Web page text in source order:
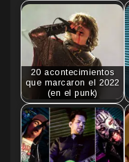
20 acontecimientos
que marcaron el 2022
(en el punk)